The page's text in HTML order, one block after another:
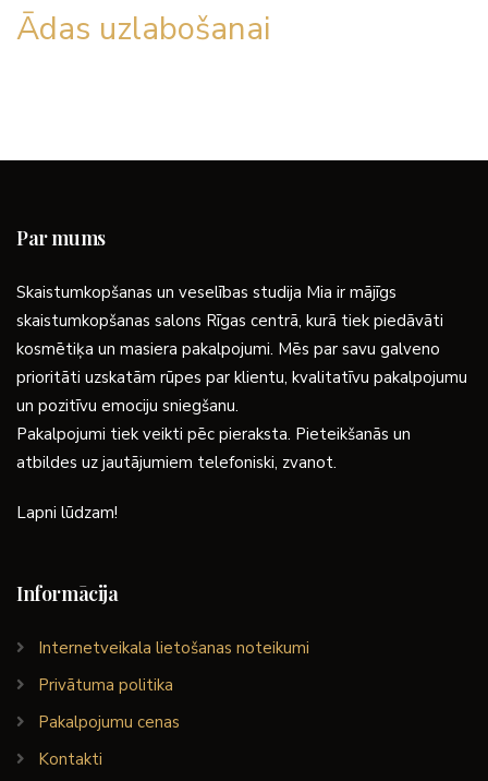
Ādas uzlabošanai
Par mums
Skaistumkopšanas un veselības studija Mia ir mājīgs
skaistumkopšanas salons Rīgas centrā, kurā tiek piedāvāti
kosmētiķa un masiera pakalpojumi. Mēs par savu galveno
prioritāti uzskatām rūpes par klientu, kvalitatīvu pakalpojumu
un pozitīvu emociju sniegšanu.
Pakalpojumi tiek veikti pēc pieraksta. Pieteikšanās un
atbildes uz jautājumiem telefoniski, zvanot.
Lapni lūdzam!
Informācija
Internetveikala lietošanas noteikumi
Privātuma politika
Pakalpojumu cenas
Kontakti